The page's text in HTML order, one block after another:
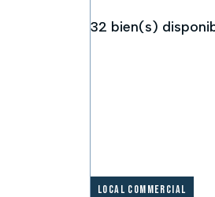
32 bien(s)
Local commercial